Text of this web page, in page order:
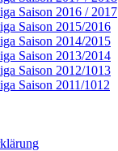
Saison 2016 / 2017
Saison 2015/2016
Saison 2014/2015
Saison 2013/2014
Saison 2012/1013
Saison 2011/1012